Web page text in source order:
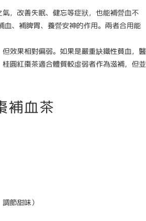
，改善失眠、健忘等症狀，也能補營血不
血、補脾胃、養營安神的作用。兩者合用能
效果相對偏弱。如果是嚴重缺鐵性貧血，醫
圓紅棗茶適合體質較虛弱者作為滋補，但並
補血茶
節甜味）